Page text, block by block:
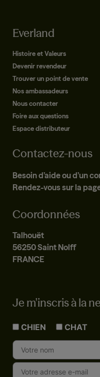
Everland
Histoire et Valeurs
Devenir revendeur
Trouver un point de vente
Nos ambassadeurs
Nous contacter
Foire aux questions
Espace distributeur
Contactez-nous
Besoin d’aide ou d’un
Rendez-vous sur la
Coordonnées
Talhouët
56250 Saint Nolff
FRANCE
Je m'inscris à la
CHIEN CHAT